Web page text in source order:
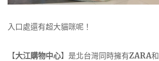
入口處還有超大貓咪呢！
【大江購物中心】是北台灣同時擁有ZARA和